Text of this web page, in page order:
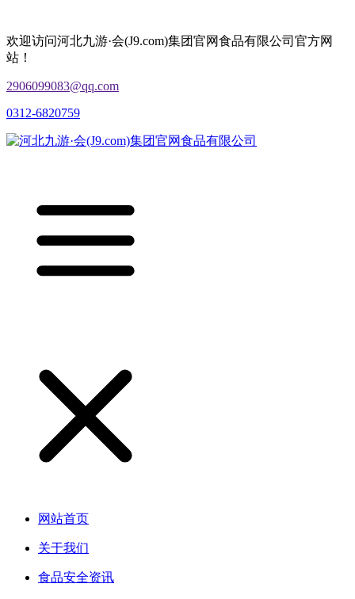
欢迎访问河北九游·会(J9.com)集团官网食品有限公司官方网
站！
2906099083@qq.com
0312-6820759
网站首页
关于我们
食品安全资讯